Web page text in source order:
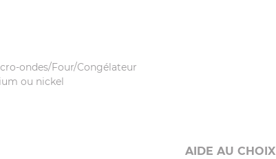
ondes/Four/Congélateur
ou nickel
AIDE AU CHOIX